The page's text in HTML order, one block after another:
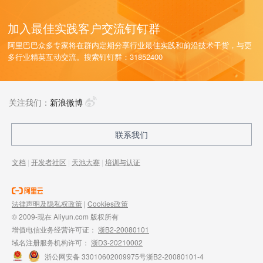
加入最佳实践客户交流钉钉群
阿里巴巴众多专家将在群内定期分享行业最佳实践和前沿技术干货，与更
多行业精英互动交流。搜索钉钉群：31852400